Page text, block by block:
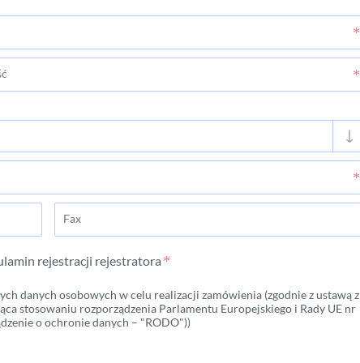
rejestracji rejestratora
danych osobowych w celu realizacji zamówienia (zgodnie z ustawą z
stosowaniu rozporządzenia Parlamentu Europejskiego i Rady UE nr
o ochronie danych – "RODO"))